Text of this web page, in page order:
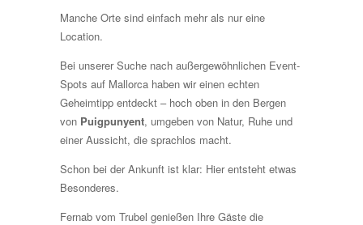
Manche Orte sind einfach mehr als nur eine
Location.
Bei unserer Suche nach außergewöhnlichen Event-
Spots auf Mallorca haben wir einen echten
Geheimtipp entdeckt – hoch oben in den Bergen
von Puigpunyent, umgeben von Natur, Ruhe und
einer Aussicht, die sprachlos macht.
Schon bei der Ankunft ist klar: Hier entsteht etwas
Besonderes.
Fernab vom Trubel genießen Ihre Gäste die